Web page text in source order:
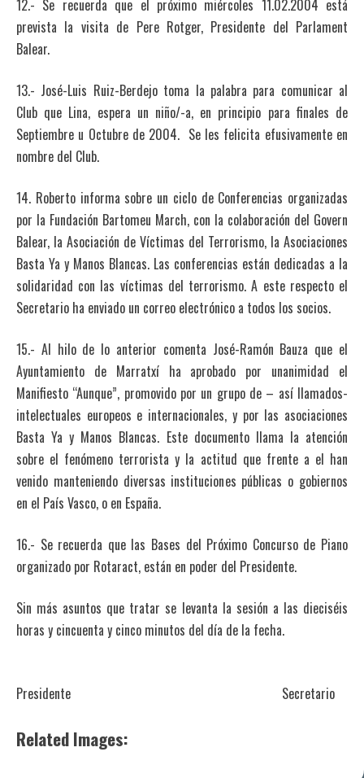
12.- Se recuerda que el próximo miércoles 11.02.2004 está
prevista la visita de Pere Rotger, Presidente del Parlament
Balear.
13.- José-Luis Ruiz-Berdejo toma la palabra para comunicar al
Club que Lina, espera un niño/-a, en principio para finales de
Septiembre u Octubre de 2004. Se les felicita efusivamente en
nombre del Club.
14. Roberto informa sobre un ciclo de Conferencias organizadas
por la Fundación Bartomeu March, con la colaboración del Govern
Balear, la Asociación de Víctimas del Terrorismo, la Asociaciones
Basta Ya y Manos Blancas. Las conferencias están dedicadas a la
solidaridad con las víctimas del terrorismo. A este respecto el
Secretario ha enviado un correo electrónico a todos los socios.
15.- Al hilo de lo anterior comenta José-Ramón Bauza que el
Ayuntamiento de Marratxí ha aprobado por unanimidad el
Manifiesto “Aunque”, promovido por un grupo de – así llamados-
intelectuales europeos e internacionales, y por las asociaciones
Basta Ya y Manos Blancas. Este documento llama la atención
sobre el fenómeno terrorista y la actitud que frente a el han
venido manteniendo diversas instituciones públicas o gobiernos
en el País Vasco, o en España.
16.- Se recuerda que las Bases del Próximo Concurso de Piano
organizado por Rotaract, están en poder del Presidente.
Sin más asuntos que tratar se levanta la sesión a las dieciséis
horas y cincuenta y cinco minutos del día de la fecha.
Presidente Secretario
Related Images: